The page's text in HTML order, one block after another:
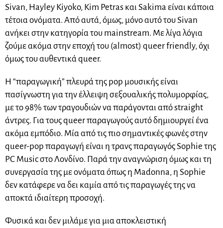
Sivan, Hayley Kiyoko, Kim Petras και Sakima είναι κάποια
τέτοια ονόματα. Από αυτά, όμως, μόνο αυτό του Sivan
ανήκει στην κατηγορία του mainstream. Με λίγα λόγια
ζούμε ακόμα στην εποχή του (almost) queer friendly, όχι
όμως του αυθεντικά queer.
Η “παραγωγική” πλευρά της pop μουσικής είναι
πασίγνωστη για την έλλειψη σεξουαλικής πολυμορφίας,
με το 98% των τραγουδιών να παράγονται από straight
άντρες. Για τους queer παραγωγούς αυτό δημιουργεί ένα
ακόμα εμπόδιο. Μία από τις πιο σημαντικές φωνές στην
queer-pop παραγωγή είναι η τρανς παραγωγός Sophie της
PC Music στο Λονδίνο. Παρά την αναγνώριση όμως και τη
συνεργασία της με ονόματα όπως η Madonna, η Sophie
δεν κατάφερε να δει καμία από τις παραγωγές της να
αποκτά ιδιαίτερη προσοχή.
Φυσικά και δεν μιλάμε για μια αποκλειστική